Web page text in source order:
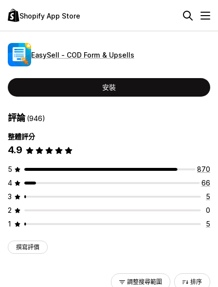
Shopify App Store
EasySell ‑ COD Form & Upsells
安裝
評論(946)
整體評分
4.9
5
870
4
66
3
5
2
0
1
5
撰寫評價
調整搜尋範圍 排序